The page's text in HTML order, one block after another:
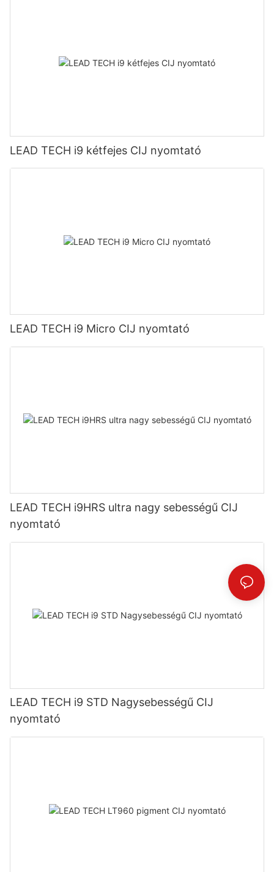
LEAD TECH i9 kétfejes CIJ nyomtató
LEAD TECH i9 Micro CIJ nyomtató
LEAD TECH i9HRS ultra nagy sebességű CIJ
nyomtató
LEAD TECH i9 STD Nagysebességű CIJ
nyomtató